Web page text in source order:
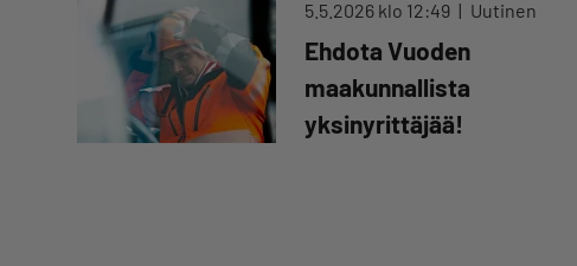
5.5.2026 klo 12:49 Uutinen
Ehdota Vuoden
maakunnallista
yksinyrittäjää!